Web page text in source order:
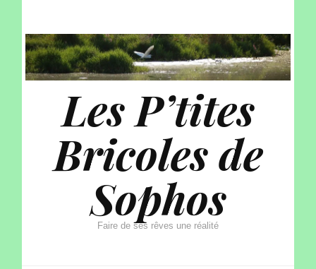
Les P’tites
Bricoles de
Sophos
Faire de ses rêves une réalité